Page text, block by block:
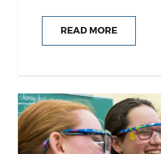
READ MORE